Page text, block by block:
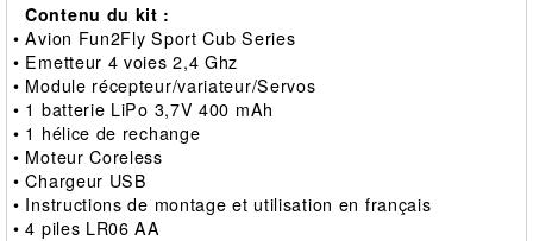
Contenu du kit :
• Avion Fun2Fly Sport Cub Series
• Emetteur 4 voies 2,4 Ghz
• Module récepteur/variateur/Servos
• 1 batterie LiPo 3,7V 400 mAh
• 1 hélice de rechange
• Moteur Coreless
• Chargeur USB
• Instructions de montage et utilisation en français
• 4 piles LR06 AA